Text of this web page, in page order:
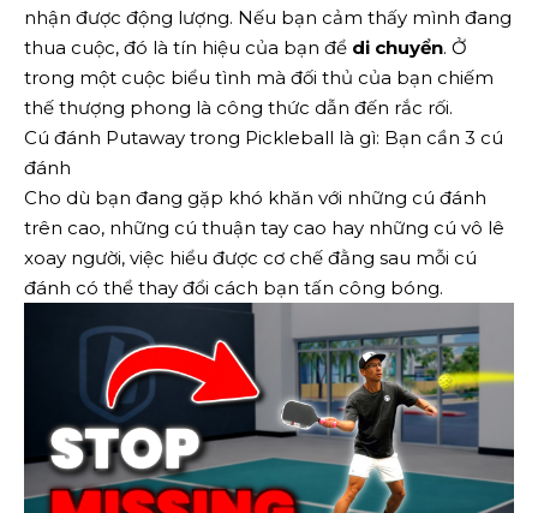
nhận được động lượng. Nếu bạn cảm thấy mình đang
thua cuộc, đó là tín hiệu của bạn để di chuyển. Ở
trong một cuộc biểu tình mà đối thủ của bạn chiếm
thế thượng phong là công thức dẫn đến rắc rối.
Cú đánh Putaway trong Pickleball là gì: Bạn cần 3 cú
đánh
Cho dù bạn đang gặp khó khăn với những cú đánh
trên cao, những cú thuận tay cao hay những cú vô lê
xoay người, việc hiểu được cơ chế đằng sau mỗi cú
đánh có thể thay đổi cách bạn tấn công bóng.